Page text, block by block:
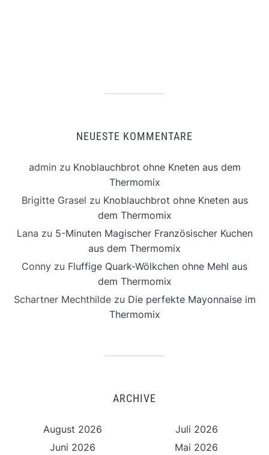
NEUESTE KOMMENTARE
adminzu Knoblauchbrot ohne Kneten aus dem
Thermomix
Brigitte Grasel zu Knoblauchbrot ohne Kneten aus
dem Thermomix
Lana zu 5-Minuten Magischer Französischer Kuchen
aus dem Thermomix
Conny zu Fluffige Quark-Wölkchen ohne Mehl aus
dem Thermomix
Schartner Mechthildezu Die perfekte Mayonnaise im
Thermomix
ARCHIVE
August 2026
Juli 2026
Juni 2026
Mai 2026